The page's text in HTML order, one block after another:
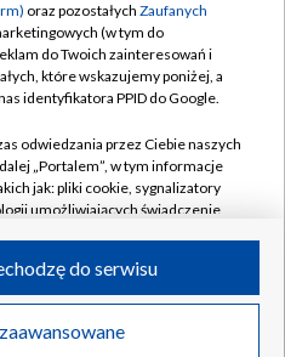
oraz pozostałych Zaufanych
(w tym do
do Twoich zainteresowań i
które wskazujemy poniżej, a
identyfikatora PPID do Google.
odwiedzania przez Ciebie naszych
„Portalem”, w tym informacje
jak: pliki cookie, sygnalizatory
umożliwiających świadczenie
odwiedzania przez Ciebie
takie jak adresy IP, identyfikatory
do serwisu